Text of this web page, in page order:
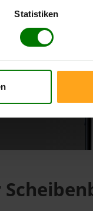
Statistiken